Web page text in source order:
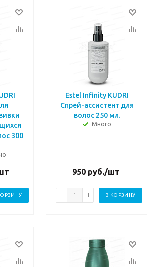
300
Estel Infinity KUDRI
Спрей-ассистент для
волос 250 мл.
Много
950руб./шт
В КОРЗИНУ